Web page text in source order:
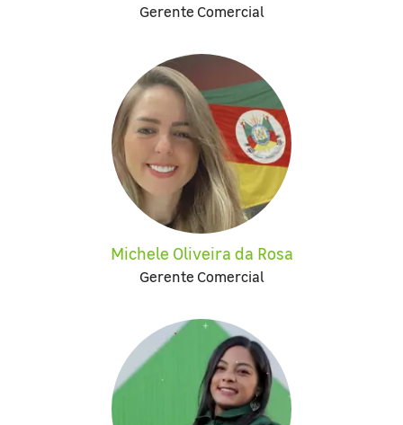
Gerente Comercial
Michele Oliveira da Rosa
Gerente Comercial